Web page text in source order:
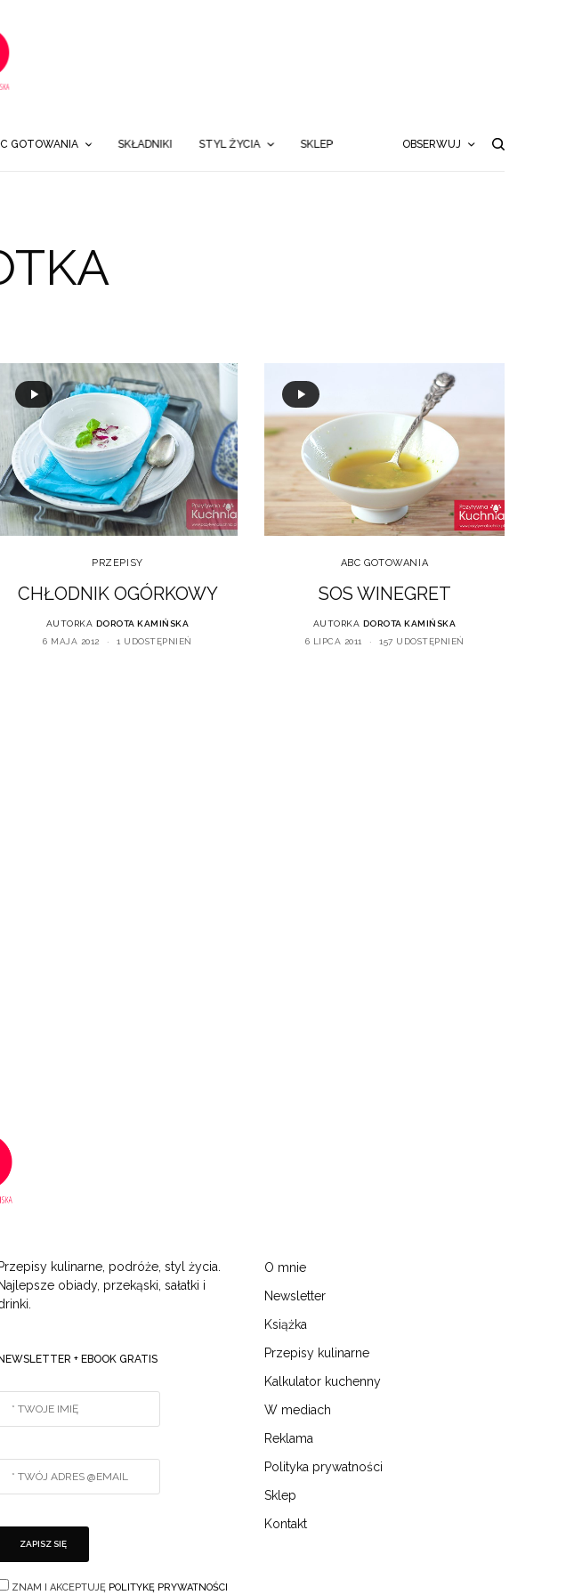
GOTOWANIA SKŁADNIKI STYL ŻYCIA SKLEP OBSERWUJ
PRZEPISY
CHŁODNIK OGÓRKOWY
AUTORKA DOROTA KAMIŃSKA
6 MAJA 2012
1 UDOSTĘPNIEŃ
ABC GOTOWANIA
SOS WINEGRET
AUTORKA DOROTA KAMIŃSKA
6 LIPCA 2011
157 UDOSTĘPNIEŃ
Przepisy kulinarne, podróże, styl życia.
Najlepsze obiady, przekąski, sałatki i
NEWSLETTER + EBOOK GRATIS
ZNAM I AKCEPTUJĘ POLITYKĘ PRYWATNOŚCI
O mnie
Newsletter
Książka
Przepisy kulinarne
Kalkulator kuchenny
W mediach
Reklama
Polityka prywatności
Sklep
Kontakt